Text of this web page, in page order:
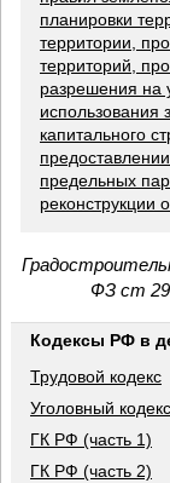
планировки
территории,
территорий,
разрешения на
использования
капитального
предельных
реконструкции
ФЗ ст
Кодексы РФ в
Трудовой кодекс
Уголовный кодекс
ГК РФ (часть 1)
ГК РФ (часть 2)